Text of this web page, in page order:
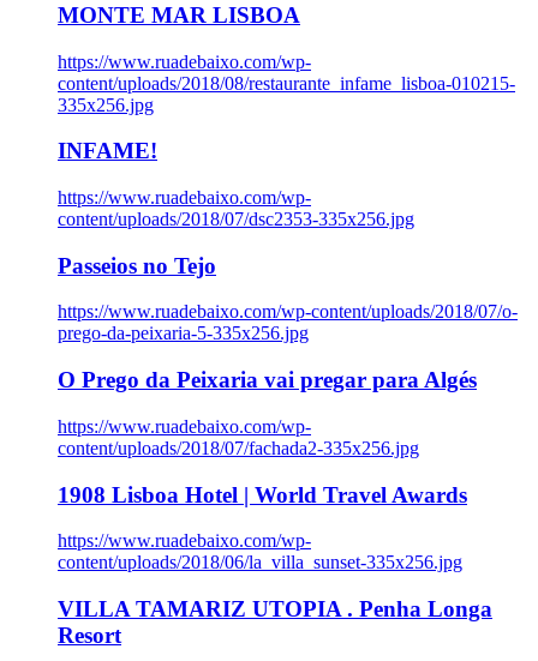
MONTE MAR LISBOA
https://www.ruadebaixo.com/wp-
content/uploads/2018/08/restaurante_infame_lisboa-010215-
335x256.jpg
INFAME!
https://www.ruadebaixo.com/wp-
content/uploads/2018/07/dsc2353-335x256.jpg
Passeios no Tejo
https://www.ruadebaixo.com/wp-content/uploads/2018/07/o-
prego-da-peixaria-5-335x256.jpg
O Prego da Peixaria vai pregar para Algés
https://www.ruadebaixo.com/wp-
content/uploads/2018/07/fachada2-335x256.jpg
1908 Lisboa Hotel | World Travel Awards
https://www.ruadebaixo.com/wp-
content/uploads/2018/06/la_villa_sunset-335x256.jpg
VILLA TAMARIZ UTOPIA . Penha Longa
Resort